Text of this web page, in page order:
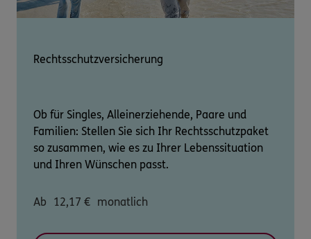
Rechtsschutzversicherung
Ob für Singles, Alleinerziehende, Paare und
Familien: Stellen Sie sich Ihr Rechtsschutzpaket
so zusammen, wie es zu Ihrer Lebenssituation
und Ihren Wünschen passt.
Ab 12,17 € monatlich